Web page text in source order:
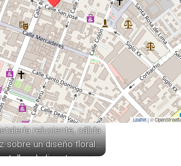
Leaflet|©
reluciente, cálida
sobre un diseño floral,
de licor tras un